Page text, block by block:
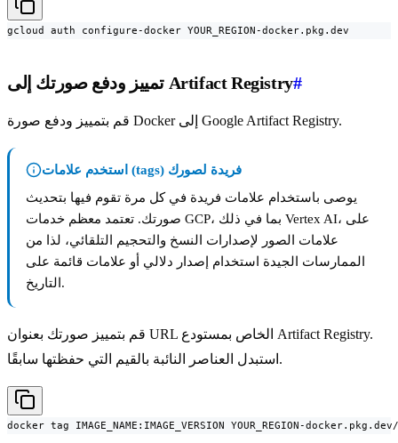
gcloud auth configure-docker YOUR_REGION-docker.pkg.dev
تمييز ودفع صورتك إلى Artifact Registry#
قم بتمييز ودفع صورة Docker إلى Google Artifact Registry.
استخدم علامات (tags) فريدة لصورك
يوصى باستخدام علامات فريدة في كل مرة تقوم فيها بتحديث
صورتك. تعتمد معظم خدمات GCP، بما في ذلك Vertex AI، على
علامات الصور لإصدارات النسخ والتحجيم التلقائي، لذا من
الممارسات الجيدة استخدام إصدار دلالي أو علامات قائمة على
التاريخ.
قم بتمييز صورتك بعنوان URL الخاص بمستودع Artifact Registry.
استبدل العناصر النائبة بالقيم التي حفظتها سابقًا.
docker tag IMAGE_NAME:IMAGE_VERSION YOUR_REGION-docker.pkg.dev/